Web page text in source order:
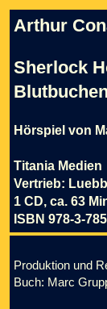
Arthur
Sherlock
Blutbuchen
Hörspiel von
Titania Medien
Vertrieb:
1 CD, ca. 63
ISBN 978-3-
Produktion und
Buch: Marc